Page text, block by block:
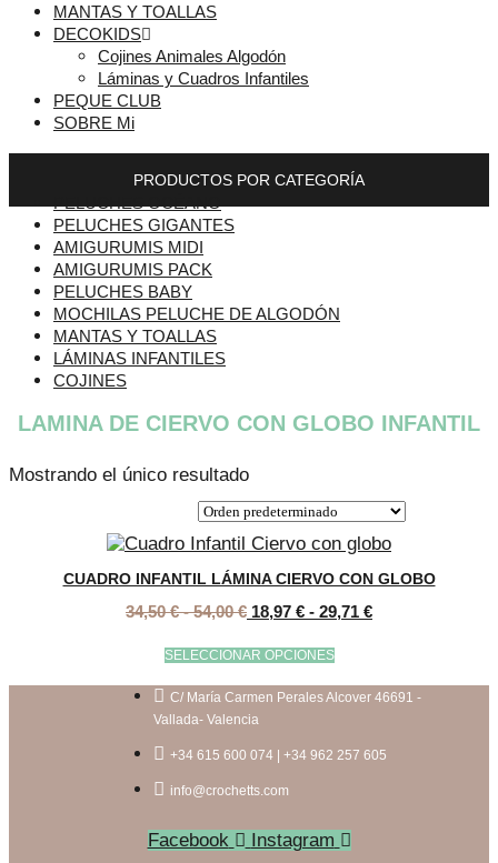
MANTAS Y TOALLAS
DECOKIDS
Cojines Animales Algodón
Láminas y Cuadros Infantiles
PEQUE CLUB
SOBRE Mi
PRODUCTOS POR CATEGORÍA
PELUCHES OCÉANO
PELUCHES GIGANTES
AMIGURUMIS MIDI
AMIGURUMIS PACK
PELUCHES BABY
MOCHILAS PELUCHE DE ALGODÓN
MANTAS Y TOALLAS
LÁMINAS INFANTILES
COJINES
LAMINA DE CIERVO CON GLOBO INFANTIL
Mostrando el único resultado
CUADRO INFANTIL LÁMINA CIERVO CON GLOBO
34,50€ - 54,00€Rango
precios:
desde
34,50 €
hasta
54,00 €
18,97 € - 29,71 €Rango
18,97 €
hasta
SELECCIONAR OPCIONESEste
tiene
Las
pueden
elegir
C/ María Carmen Perales Alcover 46691 -
Vallada- Valencia
+34 615 600 074 | +34 962 257 605
info@crochetts.com
Facebook Instagram